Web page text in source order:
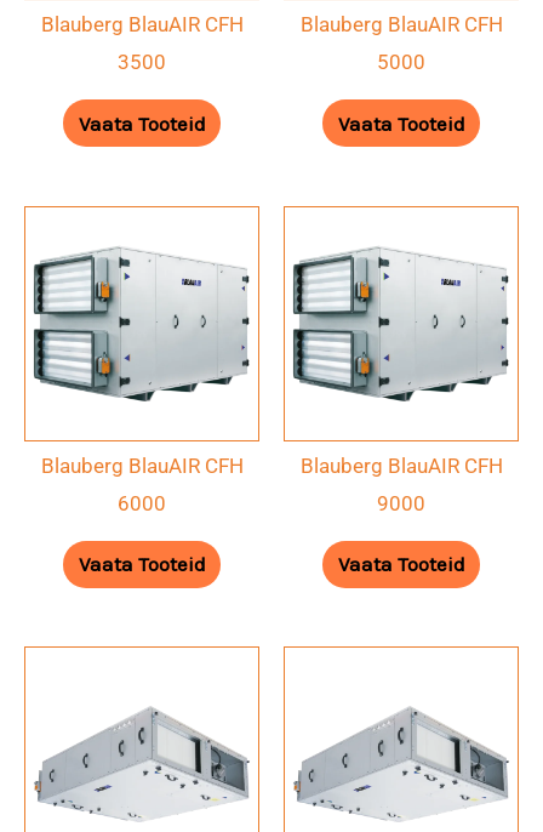
Blauberg BlauAIR CFH
3500
Vaata Tooteid
Blauberg BlauAIR CFH
5000
Vaata Tooteid
Blauberg BlauAIR CFH
6000
Vaata Tooteid
Blauberg BlauAIR CFH
9000
Vaata Tooteid